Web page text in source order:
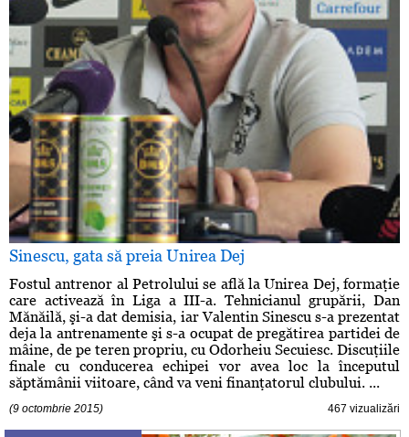
Sinescu, gata să preia Unirea Dej
Fostul antrenor al Petrolului se află la Unirea Dej, formaţie
care activează în Liga a III-a. Tehnicianul grupării, Dan
Mănăilă, şi-a dat demisia, iar Valentin Sinescu s-a prezentat
deja la antrenamente şi s-a ocupat de pregătirea partidei de
mâine, de pe teren propriu, cu Odorheiu Secuiesc. Discuţiile
finale cu conducerea echipei vor avea loc la începutul
săptămânii viitoare, când va veni finanţatorul clubului. ...
(9 octombrie 2015) 467 vizualizări